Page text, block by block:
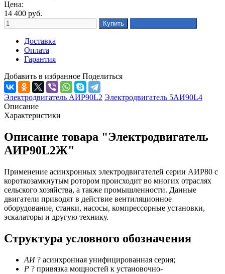
Цена:
14 400 руб.
Доставка
Оплата
Гарантия
Добавить в избранное Поделиться
Электродвигатель АИР90L2 Электродвигатель 5АИ90L4
Описание
Характеристики
Описание товара "Электродвигатель
АИР90L2Ж"
Применение асинхронных электродвигателей серии АИР80 с
короткозамкнутым ротором происходит во многих отраслях
сельского хозяйства, а также промышленности. Данные
двигатели приводят в действие вентиляционное
оборудование, станки, насосы, компрессорные установки,
эскалаторы и другую технику.
Структура условного обозначения
АИ? асинхронная унифицированная серия;
Р ? привязка мощностей к установочно-